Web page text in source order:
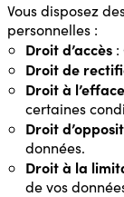
Vous disposez
personnelles :
Droit d’accès:
Droit de
Droit à
certaines
Droit
données.
Droit à la
de vos